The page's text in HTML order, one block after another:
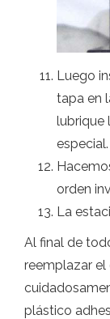
Luego
tapa en
lubrique
especial.
orden
La
Al final de
reemplazar el
plástico